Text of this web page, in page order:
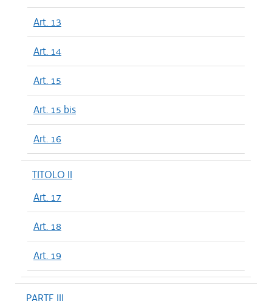
Art. 13
Art. 14
Art. 15
Art. 15 bis
Art. 16
TITOLO II
Art. 17
Art. 18
Art. 19
PARTE III